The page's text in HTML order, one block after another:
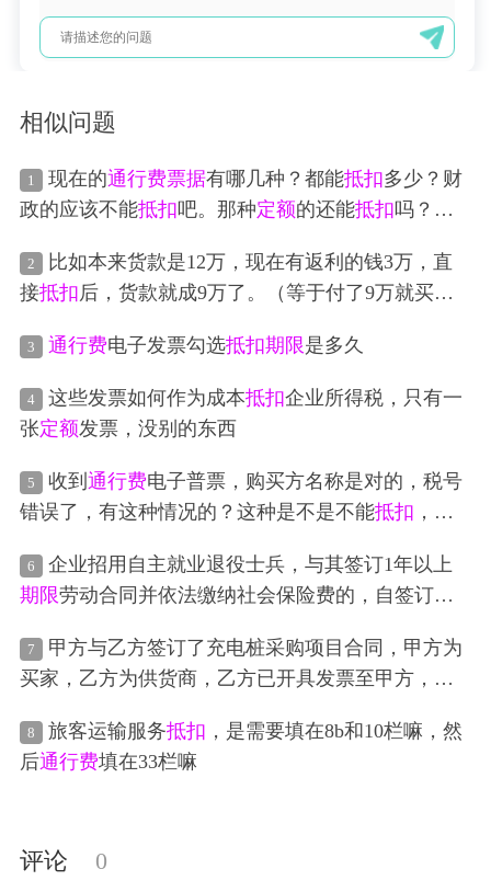
相似问题
1 现在的通行费票据有哪几种？都能抵扣多少？财
政的应该不能抵扣吧。那种定额的还能抵扣吗？有
2
比如本来货款是12万，现在有返利的钱3万，直
接抵扣后，货款就成9万了。（等于付了9万就买了1
的返利，现在B公司正好有合同采购货物，直接让B
公司用了这个返利3万。然后B公司再返还给A公司这
个钱（3万）。因为返利的钱有
限制
，让B公司
下单时先
抵扣
了，以免返利过期，以免过期用不掉
了。这个税点该怎么算呢？
3 通行费电子发票勾选抵扣期限是多久
4 这些发票如何作为成本抵扣企业所得税，只有一
张定额发票，没别的东西
5 收到 通行费电子普票，购买方名称是对的，税号
错误了，有这种情况的？这种是不是不能抵扣 ，要
6
企业招用自主就业退役士兵，与其签订1年以上
期限劳动合同并依法缴纳社会保险费的，自签订劳
人数予以定额依次扣减增值税、城市维护建设税、
教育费附加、地方教育附加和企业所得税优惠。 定
额标准为每人每年6000元，最高可上浮50%，各省、
自治区、直辖市人民政府可根据本地区实际情况在
此幅度内确定具体
定额
7
甲方与乙方签订了充电桩采购项目合同，甲方为
买家，乙方为供货商，乙方已开具发票至甲方，现
方，是否可以？账目需要怎么处理，乙方已经开票
给甲方了，如果甲方已把
8 旅客运输服务抵扣 ，是需要填在8b和10栏嘛，然
后通行费填在33栏嘛
评论 0